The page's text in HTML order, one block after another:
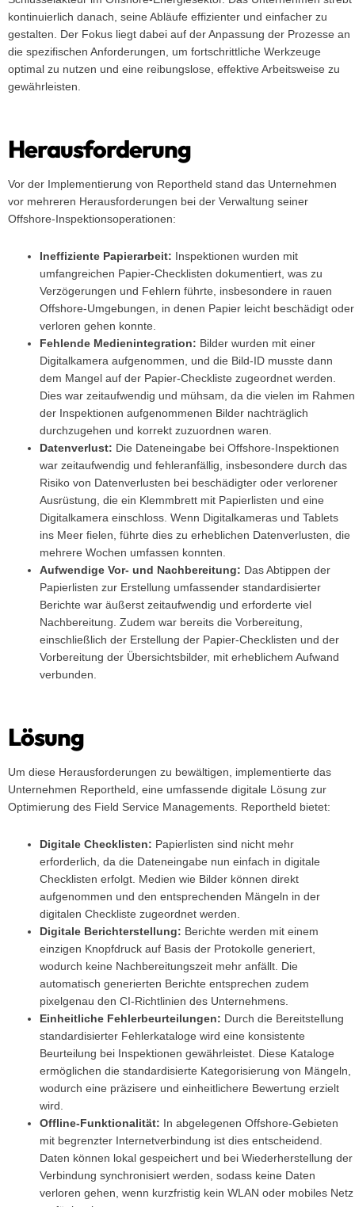
kontinuierlich danach, seine Abläufe effizienter und einfacher zu
gestalten. Der Fokus liegt dabei auf der Anpassung der Prozesse an
die spezifischen Anforderungen, um fortschrittliche Werkzeuge
optimal zu nutzen und eine reibungslose, effektive Arbeitsweise zu
gewährleisten.
Herausforderung
Vor der Implementierung von Reportheld stand das Unternehmen
vor mehreren Herausforderungen bei der Verwaltung seiner
Offshore-Inspektionsoperationen:
Ineffiziente Papierarbeit: Inspektionen wurden mit
umfangreichen Papier-Checklisten dokumentiert, was zu
Verzögerungen und Fehlern führte, insbesondere in rauen
Offshore-Umgebungen, in denen Papier leicht beschädigt oder
verloren gehen konnte.
Fehlende Medienintegration: Bilder wurden mit einer
Digitalkamera aufgenommen, und die Bild-ID musste dann
dem Mangel auf der Papier-Checkliste zugeordnet werden.
Dies war zeitaufwendig und mühsam, da die vielen im Rahmen
der Inspektionen aufgenommenen Bilder nachträglich
durchzugehen und korrekt zuzuordnen waren.
Datenverlust: Die Dateneingabe bei Offshore-Inspektionen
war zeitaufwendig und fehleranfällig, insbesondere durch das
Risiko von Datenverlusten bei beschädigter oder verlorener
Ausrüstung, die ein Klemmbrett mit Papierlisten und eine
Digitalkamera einschloss. Wenn Digitalkameras und Tablets
ins Meer fielen, führte dies zu erheblichen Datenverlusten, die
mehrere Wochen umfassen konnten.
Aufwendige Vor- und Nachbereitung: Das Abtippen der
Papierlisten zur Erstellung umfassender standardisierter
Berichte war äußerst zeitaufwendig und erforderte viel
Nachbereitung. Zudem war bereits die Vorbereitung,
einschließlich der Erstellung der Papier-Checklisten und der
Vorbereitung der Übersichtsbilder, mit erheblichem Aufwand
verbunden.
Lösung
Um diese Herausforderungen zu bewältigen, implementierte das
Unternehmen Reportheld, eine umfassende digitale Lösung zur
Optimierung des Field Service Managements. Reportheld bietet:
Digitale Checklisten: Papierlisten sind nicht mehr
erforderlich, da die Dateneingabe nun einfach in digitale
Checklisten erfolgt. Medien wie Bilder können direkt
aufgenommen und den entsprechenden Mängeln in der
digitalen Checkliste zugeordnet werden.
Digitale Berichterstellung: Berichte werden mit einem
einzigen Knopfdruck auf Basis der Protokolle generiert,
wodurch keine Nachbereitungszeit mehr anfällt. Die
automatisch generierten Berichte entsprechen zudem
pixelgenau den CI-Richtlinien des Unternehmens.
Einheitliche Fehlerbeurteilungen: Durch die Bereitstellung
standardisierter Fehlerkataloge wird eine konsistente
Beurteilung bei Inspektionen gewährleistet. Diese Kataloge
ermöglichen die standardisierte Kategorisierung von Mängeln,
wodurch eine präzisere und einheitlichere Bewertung erzielt
wird.
Offline-Funktionalität: In abgelegenen Offshore-Gebieten
mit begrenzter Internetverbindung ist dies entscheidend.
Daten können lokal gespeichert und bei Wiederherstellung der
Verbindung synchronisiert werden, sodass keine Daten
verloren gehen, wenn kurzfristig kein WLAN oder mobiles Netz